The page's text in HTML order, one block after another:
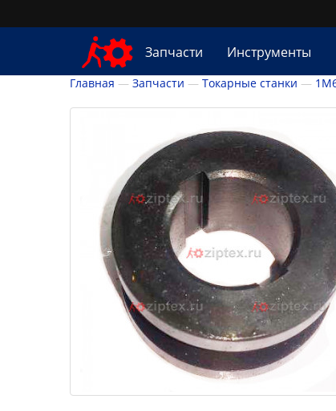
Запчасти Инструменты
Главная Запчасти Токарные станки